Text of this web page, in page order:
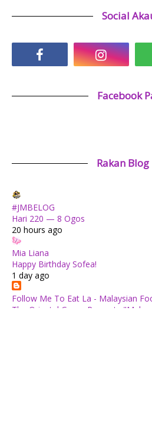
Social
Facebook
Rakan Blog
#JMBELOG
Hari 220 — 8 Ogos
20 hours ago
Mia Liana
Happy Birthday Sofea!
1 day ago
Follow Me To Eat La - Malaysian
The Oriental Group Presents